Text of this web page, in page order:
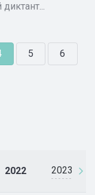
2022 2023
5 6